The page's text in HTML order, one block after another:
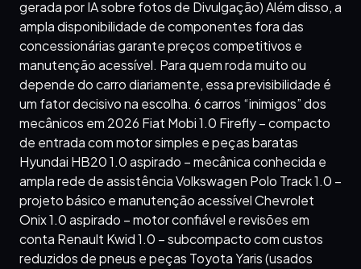
gerada por IA sobre fotos de Divulgação) Além disso, a
ampla disponibilidade de componentes fora das
concessionárias garante preços competitivos e
manutenção acessível. Para quem roda muito ou
depende do carro diariamente, essa previsibilidade é
um fator decisivo na escolha. 6 carros “inimigos” dos
mecânicos em 2026 Fiat Mobi 1.0 Firefly – compacto
de entrada com motor simples e peças baratas
Hyundai HB20 1.0 aspirado – mecânica conhecida e
ampla rede de assistência Volkswagen Polo Track 1.0 –
projeto básico e manutenção acessível Chevrolet
Onix 1.0 aspirado – motor confiável e revisões em
conta Renault Kwid 1.0 – subcompacto com custos
reduzidos de pneus e peças Toyota Yaris (usados